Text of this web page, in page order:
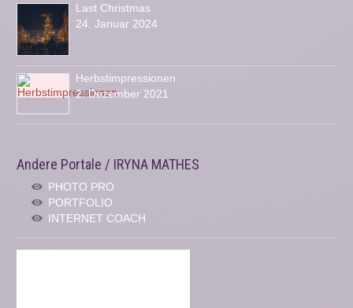
Last Christmas
24. Januar 2024
Herbstimpressionen
2. Dezember 2021
Andere Portale / IRYNA MATHES
PHOTO PRO
PORTFOLIO
INTERNET COACH